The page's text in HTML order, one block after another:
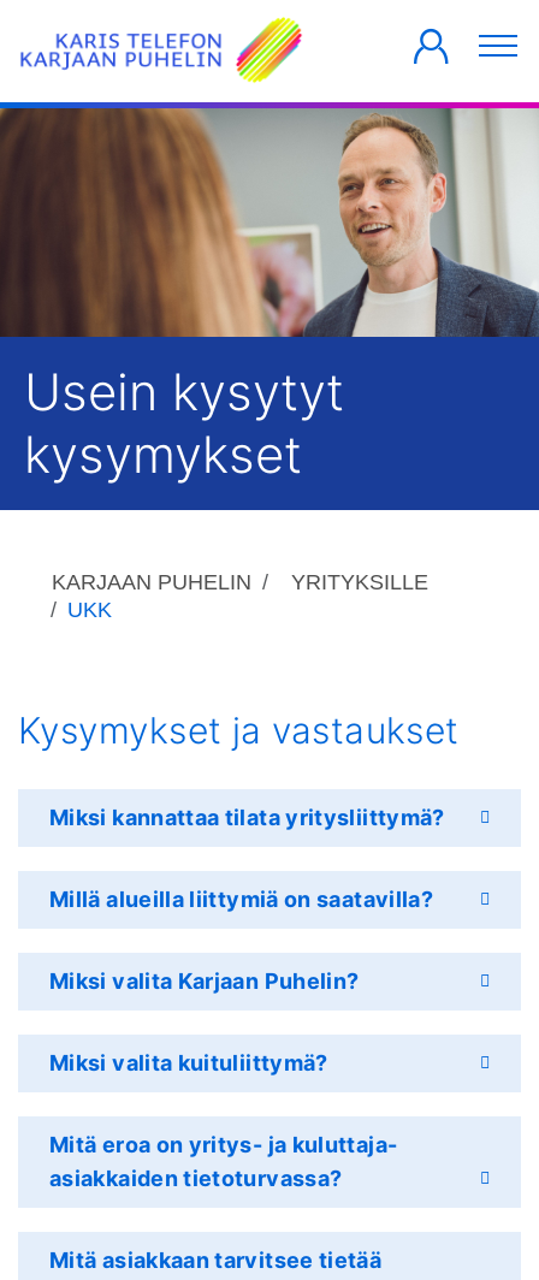
YRITYKSILLE TALOYHTIÖT
Usein kysytyt
kysymykset
KARJAAN PUHELIN
YRITYKSILLE
UKK
Kysymykset ja vastaukset
Miksi kannattaa tilata yritysliittymä?
Millä alueilla liittymiä on saatavilla?
Miksi valita Karjaan Puhelin?
Miksi valita kuituliittymä?
Mitä eroa on yritys- ja kuluttaja-
asiakkaiden tietoturvassa?
Mitä asiakkaan tarvitsee tietää